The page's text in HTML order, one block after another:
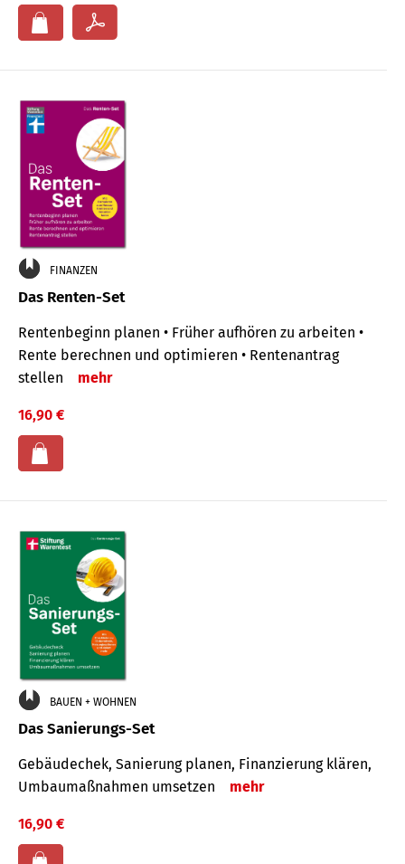
FINANZEN
Das Renten-Set
Rentenbeginn planen • Früher aufhören zu arbeiten •
Rente berechnen und optimieren • Rentenantrag
stellen
mehr
16,90 €
BAUEN + WOHNEN
Das Sanierungs-Set
Gebäudechek, Sanierung planen, Finanzierung klären,
Umbaumaßnahmen umsetzen
mehr
16,90 €